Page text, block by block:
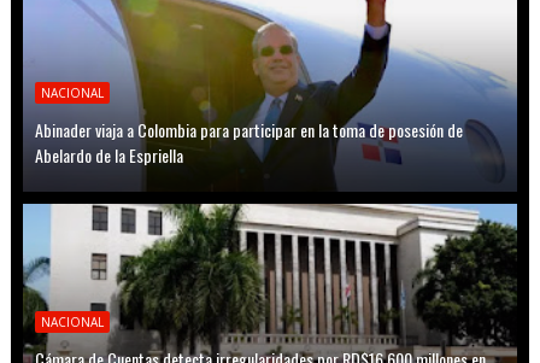
NACIONAL
Abinader viaja a Colombia para participar en la toma de posesión de
Abelardo de la Espriella
NACIONAL